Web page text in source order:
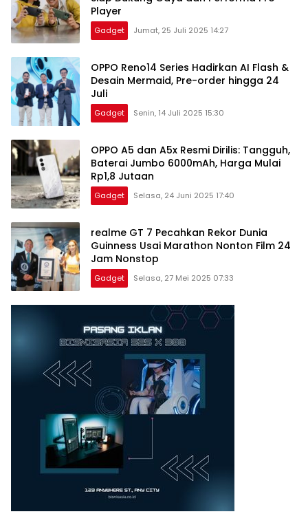
Player
Gadget Jumat, 25 Juli 2025 14:27
OPPO Reno14 Series Hadirkan AI Flash &
Desain Mermaid, Pre-order hingga 24
Juli
Gadget Senin, 14 Juli 2025 15:30
OPPO A5 dan A5x Resmi Dirilis: Tangguh,
Baterai Jumbo 6000mAh, Harga Mulai
Rp1,8 Jutaan
Gadget Selasa, 24 Juni 2025 17:40
realme GT 7 Pecahkan Rekor Dunia
Guinness Usai Marathon Nonton Film 24
Jam Nonstop
Gadget Selasa, 27 Mei 2025 07:33